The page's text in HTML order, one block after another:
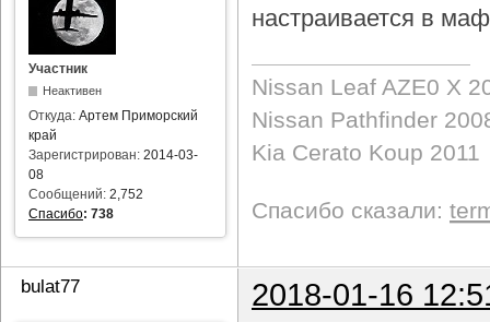
Участник
Неактивен
Откуда: Артем Приморский
край
Зарегистрирован: 2014-03-
08
Сообщений: 2,752
Спасибо: 738
настраивается в
Nissan Leaf AZE0 X
Nissan Pathfinder
Kia Cerato Koup 2011
Спасибо сказали:
bulat77 2018-01-16